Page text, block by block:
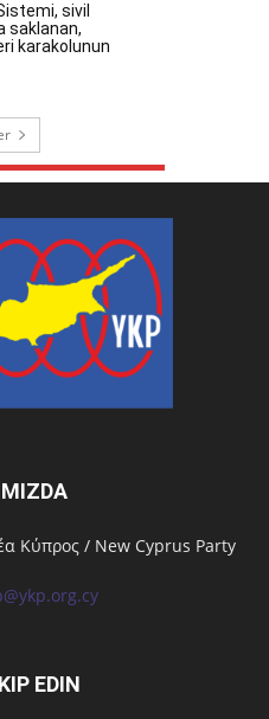
sivil
saklanan,
karakolunun
Κύπρος / New Cyprus Party
EDIN